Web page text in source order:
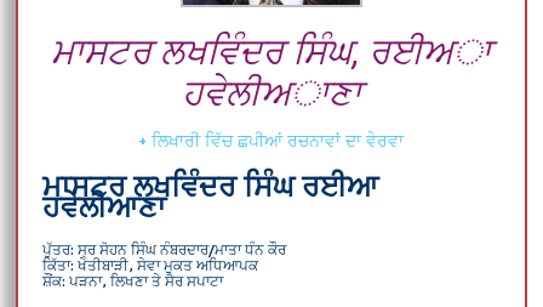
ਮਾਸਟਰ ਲਖਵਿੰਦਰ ਸਿੰਘ, ਰਈਅਾ
ਹਵੇਲੀਅਾਣਾ
+ ਲਿਖਾਰੀ ਵਿੱਚ ਛਪੀਆਂ ਰਚਨਾਵਾਂ ਦਾ ਵੇਰਵਾ
ਮਾਸਟਰ ਲਖਵਿੰਦਰ ਸਿੰਘ ਰਈਆ
ਹਵੇਲੀਆਣਾ
ਪੁੱਤਰ: ਸ੍ਰ ਸੋਹਨ ਸਿੰਘ ਨੰਬਰਦਾਰ/ਮਾਤਾ ਧੰਨ ਕੌਰ
ਕਿੱਤਾ: ਖੇਤੀਬਾੜੀ, ਸੇਵਾ ਮੁਕਤ ਅਧਿਆਪਕ
ਸ਼ੌਂਕ: ਪੜਨਾ, ਲਿਖਣਾ ਤੇ ਸੈਰ ਸਪਾਟਾ